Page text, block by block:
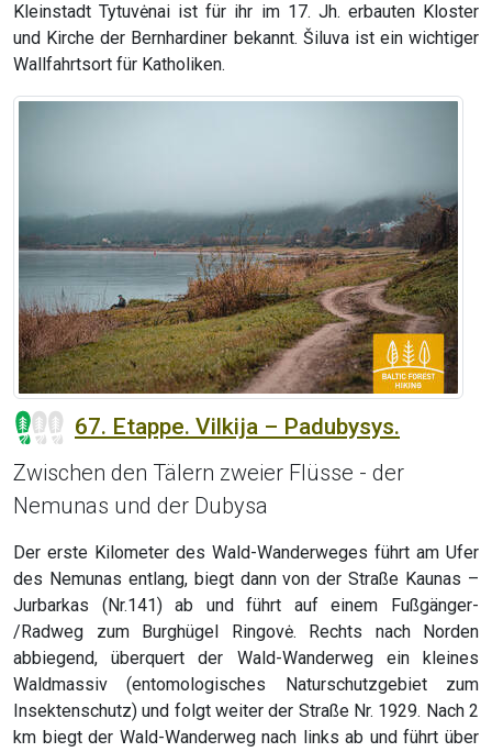
Kleinstadt Tytuvėnai ist für ihr im 17. Jh. erbauten Kloster
und Kirche der Bernhardiner bekannt. Šiluva ist ein wichtiger
Wallfahrtsort für Katholiken.
67. Etappe. Vilkija – Padubysys.
Zwischen den Tälern zweier Flüsse - der
Nemunas und der Dubysa
Der erste Kilometer des Wald-Wanderweges führt am Ufer
des Nemunas entlang, biegt dann von der Straße Kaunas –
Jurbarkas (Nr.141) ab und führt auf einem Fußgänger-
/Radweg zum Burghügel Ringovė. Rechts nach Norden
abbiegend, überquert der Wald-Wanderweg ein kleines
Waldmassiv (entomologisches Naturschutzgebiet zum
Insektenschutz) und folgt weiter der Straße Nr. 1929. Nach 2
km biegt der Wald-Wanderweg nach links ab und führt über